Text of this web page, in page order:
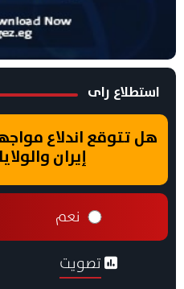
استطلاع راى
هل تتوقع اندلاع
إيران
نعم
تصويت